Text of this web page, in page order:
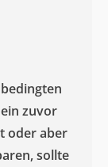
zuvor
oder aber
sollte